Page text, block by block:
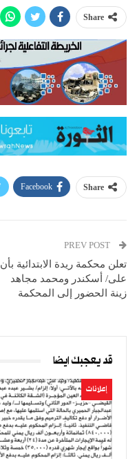
Share
Share
Facebook
تعلن محكمة ريدة الابتدائية بأن
على/ أسكندر ومحمد مجاهد
زينة الحضور إلى المحكمة
قد يعجبك ايضا
إعلانات